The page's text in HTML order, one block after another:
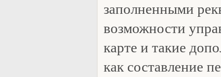
заполненными
возможности
карте и такие
как составление